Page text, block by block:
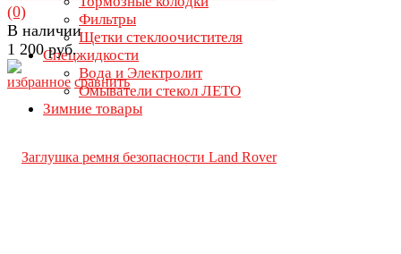
Фильтры
Щетки стеклоочистителя
Спецжидкости
Вода и Электролит
Омыватели стекол ЛЕТО
Зимние товары
избранное сравнить
(0)
В наличии
1 200 руб.